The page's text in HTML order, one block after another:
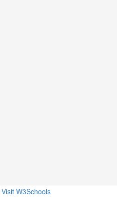
Visit W3Schools